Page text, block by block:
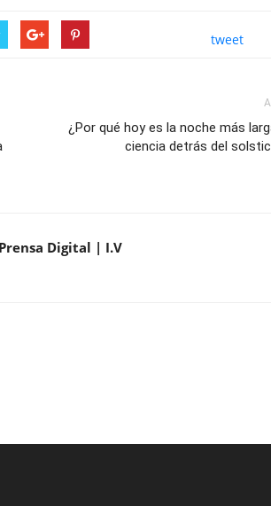
tweet
¿Por qué hoy es la noche más
ciencia detrás del
Digital | I.V